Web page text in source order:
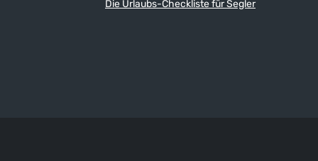
auftragen und deshalb nicht drücken
Die Urlaubs-Checkliste für Segler